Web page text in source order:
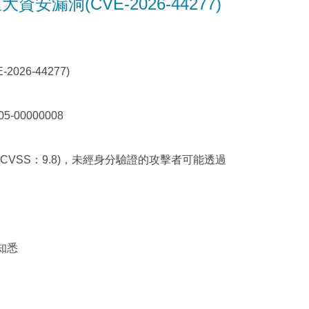
資安漏洞(CVE-2026-44277)
2026-44277)
00000008
：9.8)，未經身分驗證的攻擊者可能透過
悉